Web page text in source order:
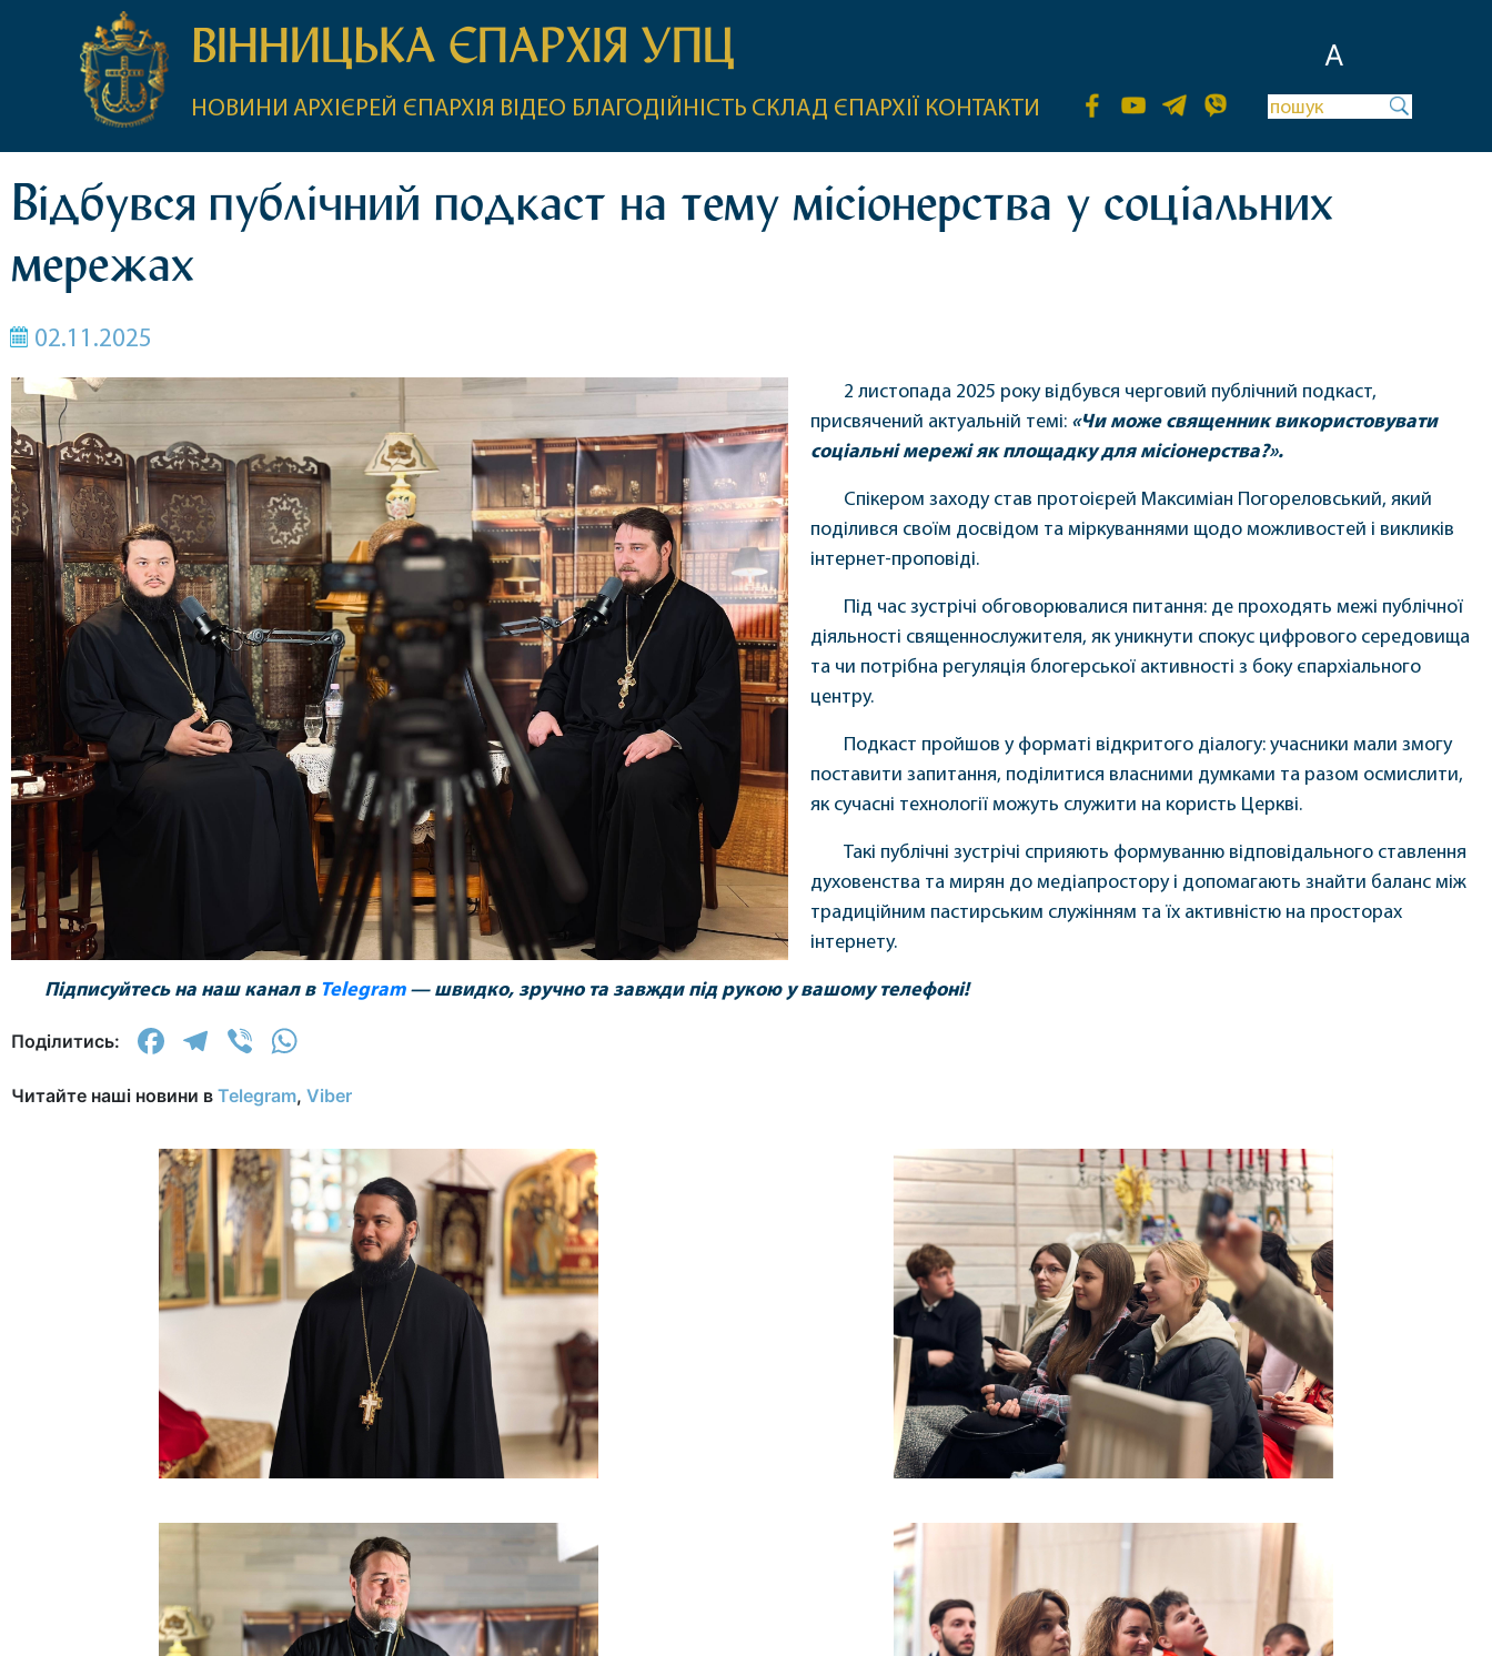
A
ВІННИЦЬКА ЄПАРХІЯ УПЦ
НОВИНИ АРХІЄРЕЙ ЄПАРХІЯ ВІДЕО БЛАГОДІЙНІСТЬ СКЛАД ЄПАРХІЇ КОНТАКТИ
Відбувся публічний подкаст на тему місіонерства у соціальних
мережах
02.11.2025
2 листопада 2025 року відбувся черговий публічний подкаст,
присвячений актуальній темі: «Чи може священник використовувати
соціальні мережі як площадку для місіонерства?».
Спікером заходу став протоієрей Максиміан Погореловський, який
поділився своїм досвідом та міркуваннями щодо можливостей і викликів
інтернет-проповіді.
Під час зустрічі обговорювалися питання: де проходять межі публічної
діяльності священнослужителя, як уникнути спокус цифрового середовища
та чи потрібна регуляція блогерської активності з боку єпархіального
центру.
Подкаст пройшов у форматі відкритого діалогу: учасники мали змогу
поставити запитання, поділитися власними думками та разом осмислити,
як сучасні технології можуть служити на користь Церкві.
Такі публічні зустрічі сприяють формуванню відповідального ставлення
духовенства та мирян до медіапростору і допомагають знайти баланс між
традиційним пастирським служінням та їх активністю на просторах
інтернету.
Підписуйтесь на наш канал в Telegram— швидко, зручно та завжди під рукою у вашому телефоні!
Поділитись: Facebook
Telegram
Viber
Читайте наші новини в Telegram, Viber